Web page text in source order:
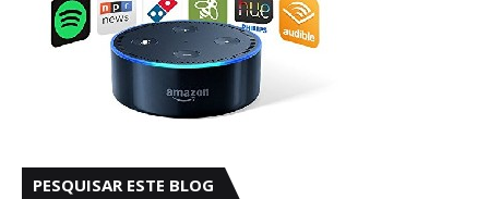
PESQUISAR ESTE BLOG